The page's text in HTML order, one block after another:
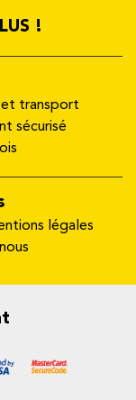
!
et transport
sécurisé
légales